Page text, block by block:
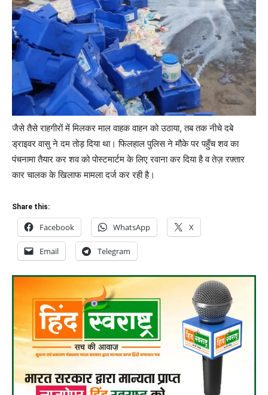
जैसे तैसे राहगीरों में मिलकर माल वाहक वाहन को उठाया, तब तक नीचे दबे
ड्राइवर वासु ने दम तोड़ दिया था। फिलहाल पुलिस ने मौके पर पहुँच शव का
पंचनामा तैयार कर शव को पोस्टमार्टम के लिए रवाना कर दिया है व तेज़ रफ़्तार
कार चालक के खिलाफ मामला दर्ज कर रही है।
Share this:
Facebook WhatsApp X
Email Telegram